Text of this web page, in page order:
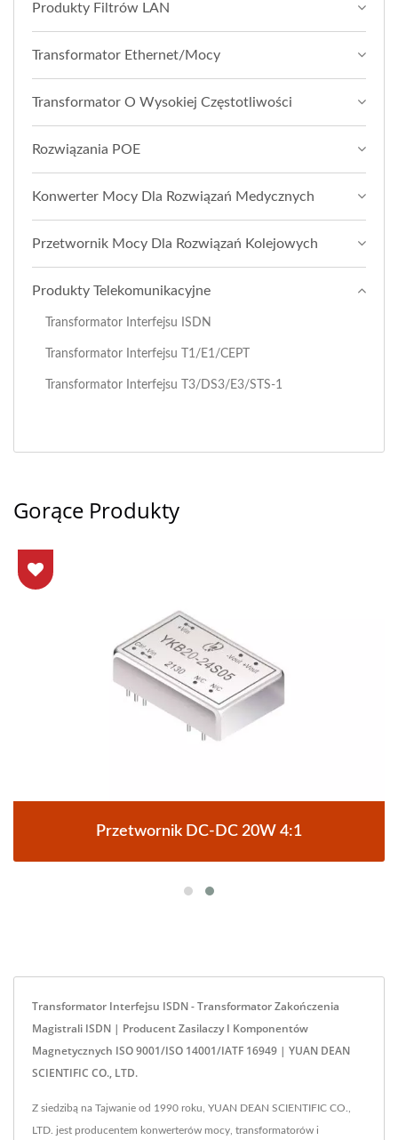
Produkty Filtrów LAN
Transformator Ethernet/Mocy
Transformator O Wysokiej Częstotliwości
Rozwiązania POE
Konwerter Mocy Dla Rozwiązań Medycznych
Przetwornik Mocy Dla Rozwiązań Kolejowych
Produkty Telekomunikacyjne
Transformator Interfejsu ISDN
Transformator Interfejsu T1/E1/CEPT
Transformator Interfejsu T3/DS3/E3/STS-1
Gorące Produkty
Przetwornik DC-DC 20W 4:1
Transformator Interfejsu ISDN - Transformator Zakończenia
Magistrali ISDN | Producent Zasilaczy I Komponentów
Magnetycznych ISO 9001/ISO 14001/IATF 16949 | YUAN DEAN
SCIENTIFIC CO., LTD.
Z siedzibą na Tajwanie od 1990 roku, YUAN DEAN SCIENTIFIC CO.,
LTD. jest producentem konwerterów mocy, transformatorów i